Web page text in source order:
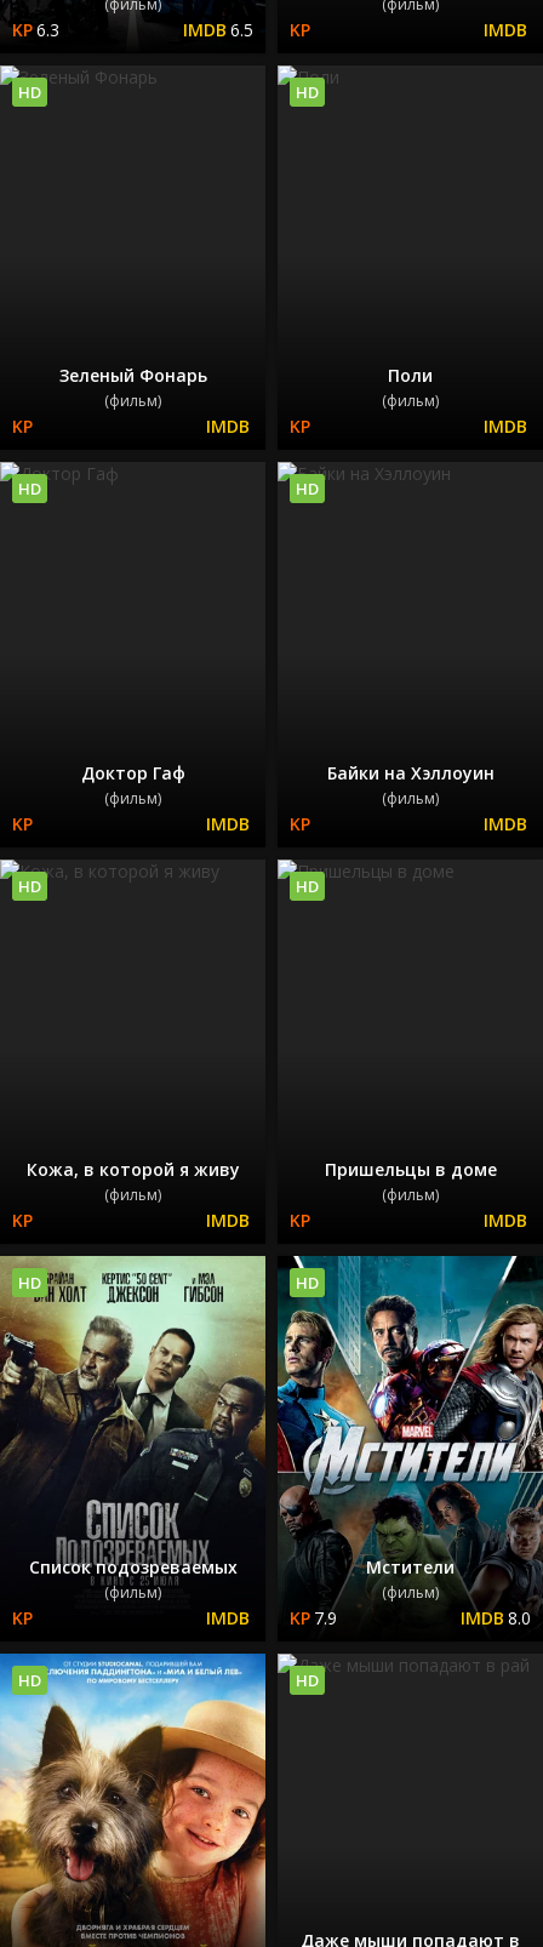
6.3 6.5
Зеленый Фонарь
(фильм)
HD
Поли
(фильм)
HD
Доктор Гаф
(фильм)
HD
Байки на Хэллоуин
(фильм)
HD
Кожа, в которой я живу
(фильм)
HD
Пришельцы в доме
(фильм)
HD
Список подозреваемых
(фильм)
HD
Мстители
(фильм)
7.9 8.0
HD
HD
Даже мыши попадают в
HD